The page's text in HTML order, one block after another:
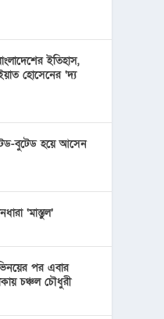
ইতিহাস,
হোসেনের ‘দ্য
বুটেড হয়ে আসেন
‘মাস্তুল’
পর এবার
চঞ্চল চৌধুরী